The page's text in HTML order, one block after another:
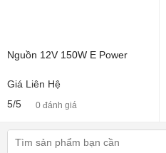
Nguồn 12V 150W E Power
Giá Liên Hệ
5/5
0 đánh giá